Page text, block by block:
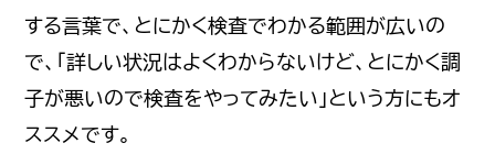
する言葉で、とにかく検査でわかる範囲が広いの
で、「詳しい状況はよくわからないけど、とにかく調
子が悪いので検査をやってみたい」という方にもオ
ススメです。